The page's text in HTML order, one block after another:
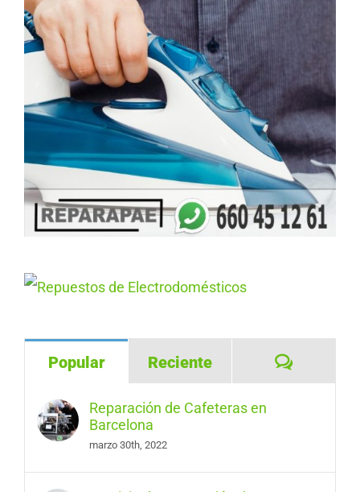
Popular Reciente
Reparación de Cafeteras en
Barcelona
marzo 30th, 2022